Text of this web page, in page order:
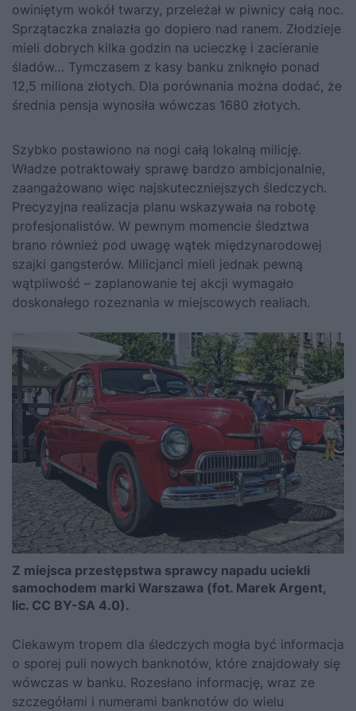
owiniętym wokół twarzy, przeleżał w piwnicy całą noc.
Sprzątaczka znalazła go dopiero nad ranem. Złodzieje
mieli dobrych kilka godzin na ucieczkę i zacieranie
śladów… Tymczasem z kasy banku zniknęło ponad
12,5 miliona złotych. Dla porównania można dodać, że
średnia pensja wynosiła wówczas 1680 złotych.
Szybko postawiono na nogi całą lokalną milicję.
Władze potraktowały sprawę bardzo ambicjonalnie,
zaangażowano więc najskuteczniejszych śledczych.
Precyzyjna realizacja planu wskazywała na robotę
profesjonalistów. W pewnym momencie śledztwa
brano również pod uwagę wątek międzynarodowej
szajki gangsterów. Milicjanci mieli jednak pewną
wątpliwość – zaplanowanie tej akcji wymagało
doskonałego rozeznania w miejscowych realiach.
Z miejsca przestępstwa sprawcy napadu uciekli
samochodem marki Warszawa (fot. Marek Argent,
lic. CC BY-SA 4.0).
Ciekawym tropem dla śledczych mogła być informacja
o sporej puli nowych banknotów, które znajdowały się
wówczas w banku. Rozesłano informację, wraz ze
szczegółami i numerami banknotów do wielu